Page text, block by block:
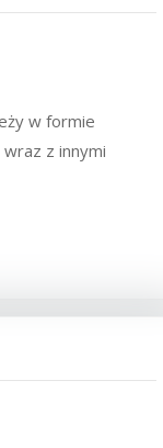
w formie
z innymi